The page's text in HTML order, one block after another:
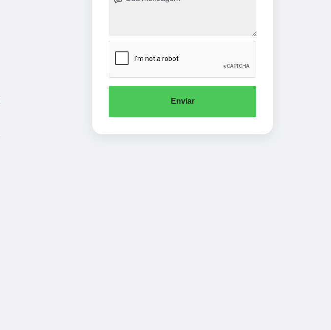
Enviar